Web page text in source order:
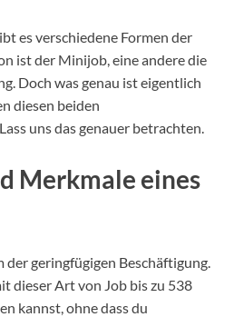
es verschiedene Formen der
ist der Minijob, eine andere die
Doch was genau ist eigentlich
diesen beiden
uns das genauer betrachten.
Merkmale eines
geringfügigen Beschäftigung.
dieser Art von Job bis zu 538
kannst, ohne dass du